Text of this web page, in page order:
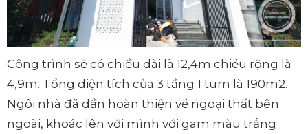
Công trình sẽ có chiều dài là 12,4m chiều rộng là
4,9m. Tổng diện tích của 3 tầng 1 tum là 190m2.
Ngôi nhà đã dần hoàn thiện về ngoại thất bên
ngoài, khoác lên với mình với gam màu trắng